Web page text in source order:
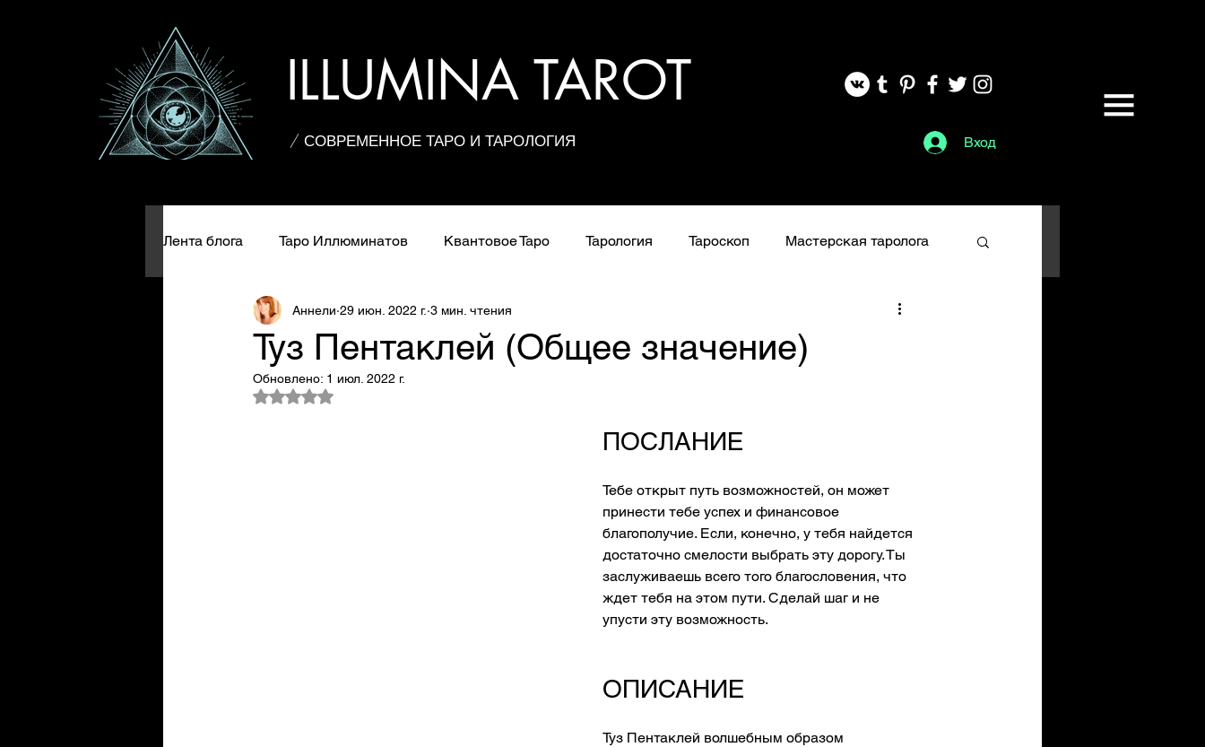
/ СОВРЕМЕННОЕ ТАРО И ТАРОЛОГИЯ Вход
Лента блога Таро Иллюминатов Квантовое Таро Тарология Тароскоп Мастерская таролога
Карта дня Колоды Таро Расклады
История Таро Практики
Туз Пентаклей (Общее значение)
Аннели 29 июн. 2022 г. 3 мин. чтения
Обновлено: 1 июл. 2022 г.
Оценка: не число из 5 звезд.
ПОСЛАНИЕ
Тебе открыт путь возможностей, он может
принести тебе успех и финансовое
благополучие. Если, конечно, у тебя найдется
достаточно смелости выбрать эту дорогу. Ты
заслуживаешь всего того благословения, что
ждет тебя на этом пути. Сделай шаг и не
упусти эту возможность.
ОПИСАНИЕ
Туз Пентаклей волшебным образом
ILLUMINA TAROT